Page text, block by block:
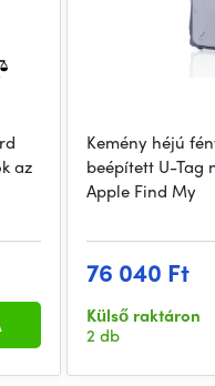
az
Kemény héjú
beépített U-Tag
Apple Find My
76 040 Ft
Külső raktáron
2 db